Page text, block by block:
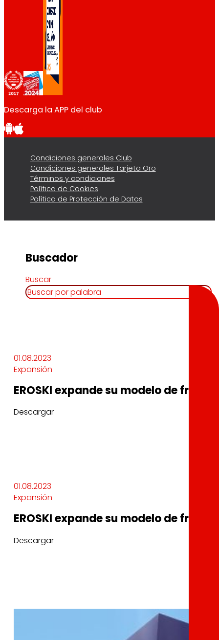
Descarga la APP del club
Condiciones generales Club
Condiciones generales Tarjeta Oro
Términos y condiciones
Política de Cookies
Política de Protección de Datos
Buscador
Buscar
01.08.2023
Expansión
EROSKI expande su modelo de
Descargar
01.08.2023
Expansión
EROSKI expande su modelo de
Descargar